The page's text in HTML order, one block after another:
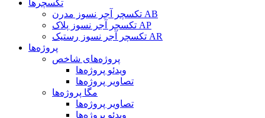
تکسچرها
تکسچر آجر نسوز مدرن AB
تکسچر آجر نسوز پلاک AP
تکسچر آجر نسوز رستیک AR
پروژه‌ها
پروژه‌های شاخص
ویدئو پروژه‌ها
تصاویر پروژه‌ها
مگا پروژه‌ها
تصاویر پروژه‌ها
ویدئو پروژه‌ها